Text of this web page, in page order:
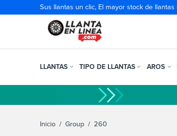
Sus llantas un clic, El mayor stock de
LLANTAS TIPO DE LLANTAS AROS
Inicio / Group / 260